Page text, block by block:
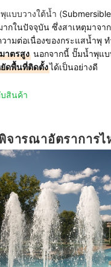
แบบวางใต้น้ำ (
ากในปัจจุบัน ซึ่งสาเหตุมาจ
วามต่อเนื่องของกระแสน้ำพุ
าตรสูง นอกจากนี้ ปั๊มน้ำพุแ
ดพื้นที่ติดตั้งได้เป็นอย่างดี
สินค้า
จารณาอัตราการ